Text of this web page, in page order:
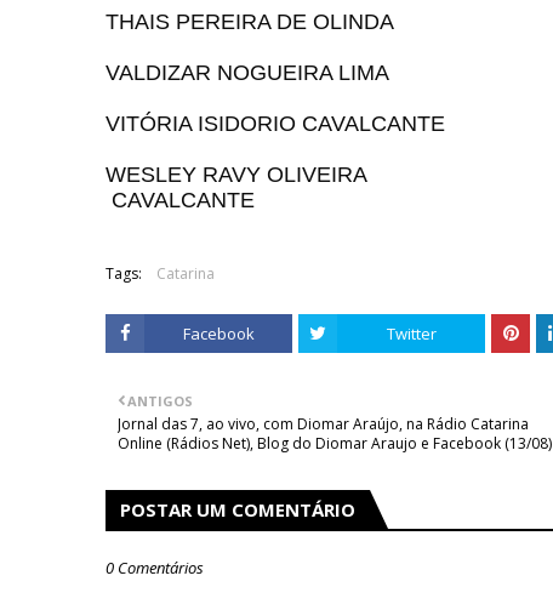
THAIS PEREIRA DE OLINDA
VALDIZAR NOGUEIRA LIMA
VITÓRIA ISIDORIO CAVALCANTE
WESLEY RAVY OLIVEIRA
CAVALCANTE
Tags: Catarina
Facebook Twitter
ANTIGOS
Jornal das 7, ao vivo, com Diomar Araújo, na Rádio Catarina
Online (Rádios Net), Blog do Diomar Araujo e Facebook (13/08)
POSTAR UM COMENTÁRIO
0 Comentários